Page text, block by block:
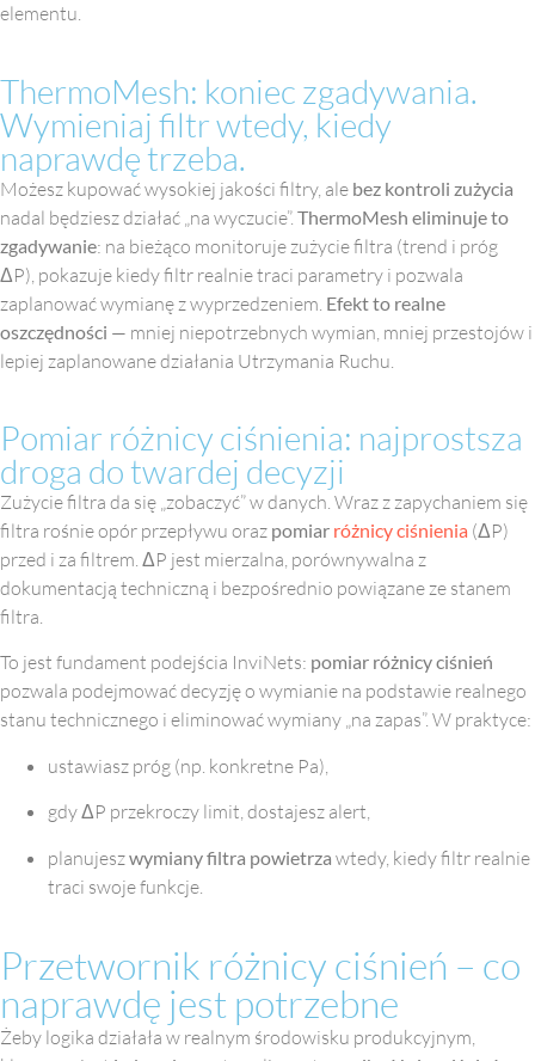
elementu.
ThermoMesh: koniec zgadywania.
Wymieniaj filtr wtedy, kiedy
naprawdę trzeba.
Możesz kupować wysokiej jakości filtry, ale bez kontroli zużycia
nadal będziesz działać „na wyczucie”. ThermoMesh eliminuje to
zgadywanie: na bieżąco monitoruje zużycie filtra (trend i próg
ΔP), pokazuje kiedy filtr realnie traci parametry i pozwala
zaplanować wymianę z wyprzedzeniem. Efekt to realne
oszczędności — mniej niepotrzebnych wymian, mniej przestojów i
lepiej zaplanowane działania Utrzymania Ruchu.
Pomiar różnicy ciśnienia: najprostsza
droga do twardej decyzji
Zużycie filtra da się „zobaczyć” w danych. Wraz z zapychaniem się
filtra rośnie opór przepływu oraz pomiar różnicy ciśnienia (ΔP)
przed i za filtrem. ΔP jest mierzalna, porównywalna z
dokumentacją techniczną i bezpośrednio powiązane ze stanem
filtra.
To jest fundament podejścia InviNets: pomiar różnicy ciśnień
pozwala podejmować decyzję o wymianie na podstawie realnego
stanu technicznego i eliminować wymiany „na zapas”. W praktyce:
ustawiasz próg (np. konkretne Pa),
gdy ΔP przekroczy limit, dostajesz alert,
planujeszwymiany filtra powietrza wtedy, kiedy filtr realnie
traci swoje funkcje.
Przetwornik różnicy ciśnień – co
naprawdę jest potrzebne
Żeby logika działała w realnym środowisku produkcyjnym,